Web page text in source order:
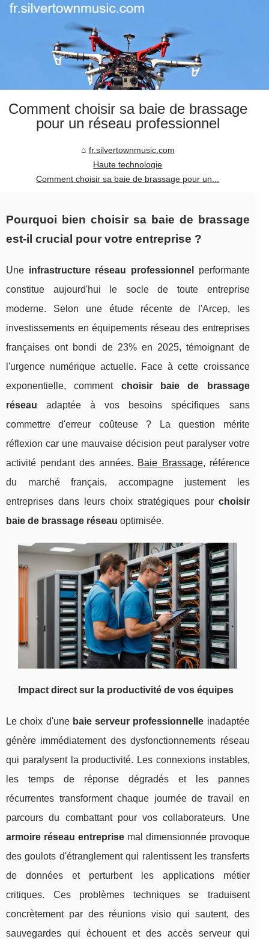
Comment choisir sa baie de brassage
pour un réseau professionnel
fr.silvertownmusic.com
Haute technologie
Comment choisir sa baie de brassage pour un...
Pourquoi bien choisir sa baie de brassage
est-il crucial pour votre entreprise ?
Une infrastructure réseau professionnel
performante
constitue aujourd'hui le socle de toute entreprise
moderne. Selon une étude récente de l'Arcep, les
investissements en équipements réseau des entreprises
françaises ont bondi de 23% en 2025, témoignant de
l'urgence numérique actuelle. Face à cette croissance
exponentielle, comment choisir baie de brassage
réseau adaptée à vos besoins spécifiques sans
commettre d'erreur coûteuse ? La question mérite
réflexion car une mauvaise décision peut paralyser votre
activité pendant des années. Baie Brassage, référence
du marché français, accompagne justement les
entreprises dans leurs choix stratégiques pour choisir
baie de brassage réseau optimisée.
Impact direct sur la productivité de vos équipes
Le choix d'une baie serveur professionnelle inadaptée
génère immédiatement des dysfonctionnements réseau
qui paralysent la productivité. Les connexions instables,
les temps de réponse dégradés et les pannes
récurrentes transforment chaque journée de travail en
parcours du combattant pour vos collaborateurs. Une
armoire réseau entreprisemal dimensionnée provoque
des goulots d'étranglement qui ralentissent les transferts
de données et perturbent les applications métier
critiques. Ces problèmes techniques se traduisent
concrètement par des réunions visio qui sautent, des
sauvegardes qui échouent et des accès serveur qui